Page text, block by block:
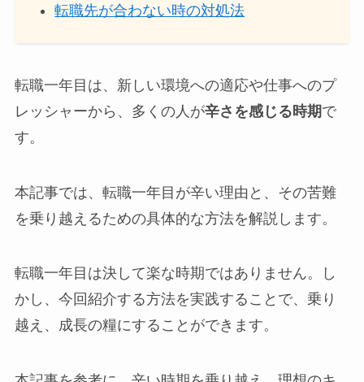
転職先が合わない時の対処法
転職一年目は、新しい環境への適応や仕事へのプ
レッシャーから、多くの人が辛さを感じる時期で
す。
本記事では、転職一年目が辛い理由と、その苦難
を乗り越えるための具体的な方法を解説します。
転職一年目は決して楽な時期ではありません。し
かし、今回紹介する方法を実践することで、乗り
越え、成長の糧にすることができます。